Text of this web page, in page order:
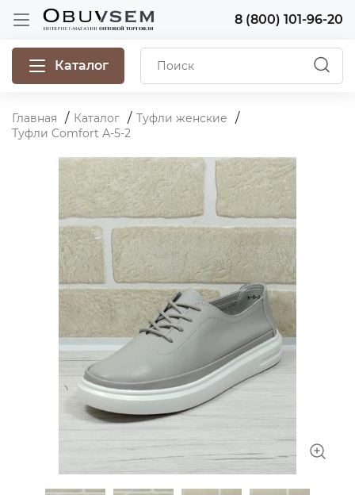
8 (800) 101-96-20
Каталог
Главная Каталог
Туфли женские
Туфли Comfort А-5-2